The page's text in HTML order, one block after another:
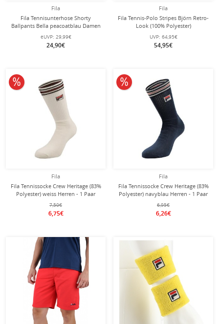
Fila
Fila Tennisunterhose Shorty
Ballpants Bella peacoatblau Damen
eUVP: 29,99€
24,90€
Fila
Fila Tennis-Polo Stripes Björn Retro-
Look (100% Polyester)
weiss/navyblau Herren
UVP: 64,95€
54,95€
Fila
Fila Tennissocke Crew Heritage (83%
Polyester) weiss Herren - 1 Paar
7,50€
6,75€
10% reduziert
Fila
Fila Tennissocke Crew Heritage (83%
Polyester) navyblau Herren - 1 Paar
6,95€
6,26€
10% reduziert